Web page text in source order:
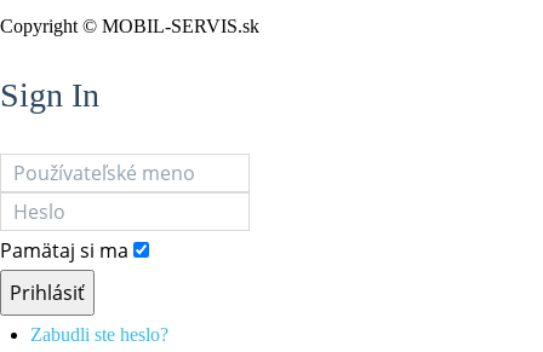
Copyright © MOBIL-SERVIS.sk
Sign In
Pamätaj si ma
Prihlásiť
Zabudli ste heslo?